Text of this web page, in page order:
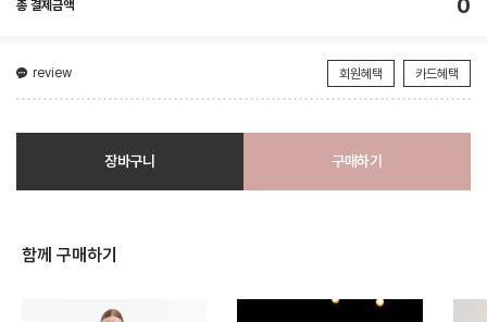
총 결제금액
review 회원혜택 카드혜택
장바구니 구매하기
함께 구매하기